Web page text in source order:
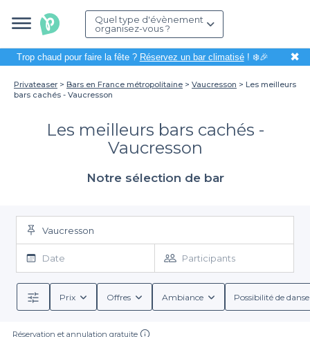
Quel type d'évènement
organisez-vous ?
Trop chaud pour faire la fête ? Réservez un bar climatisé! ❄️🎉 ✖
Privateaser Bars en France métropolitaine Vaucresson
Les meilleurs
bars cachés - Vaucresson
Les meilleurs bars cachés -
Vaucresson
Notre sélection de bar
Vaucresson
Date Participants
Prix Offres Ambiance Possibilité de
Réservation et annulation gratuite